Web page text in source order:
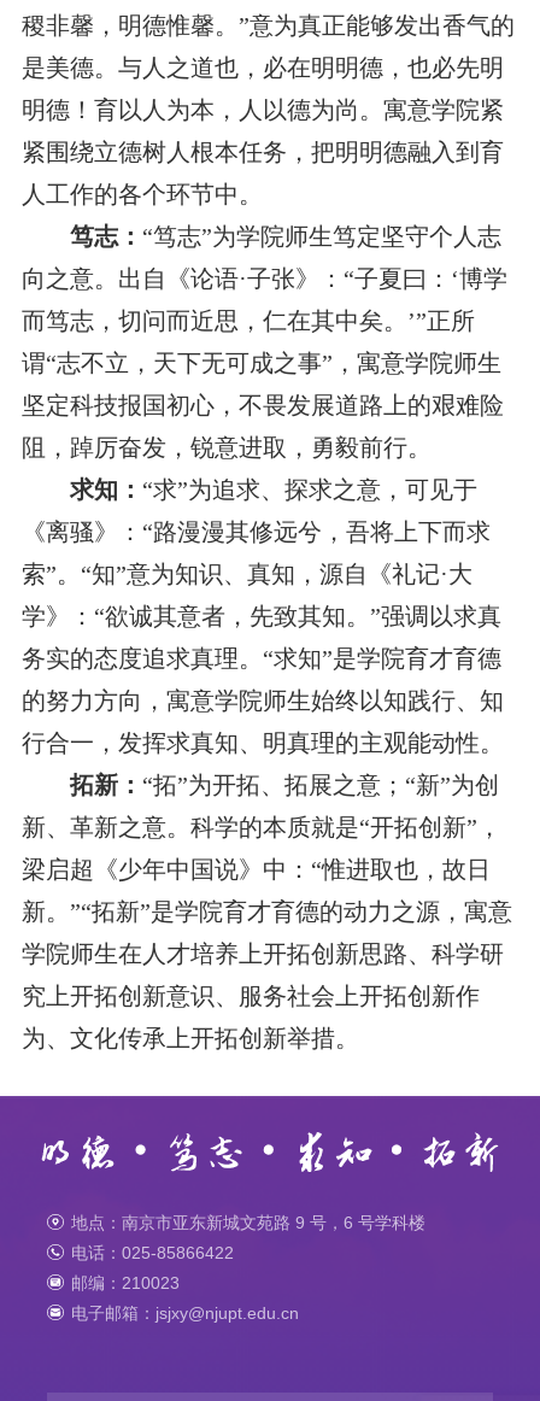
稷非馨，明德惟馨。”意为真正能够发出香气的
是美德。与人之道也，必在明明德，也必先明
明德！育以人为本，人以德为尚。寓意学院紧
紧围绕立德树人根本任务，把明明德融入到育
人工作的各个环节中。
笃志： “笃志”为学院师生笃定坚守个人志
向之意。出自《论语·子张》：“子夏曰：‘博学
而笃志，切问而近思，仁在其中矣。’”正所
谓“志不立，天下无可成之事”，寓意学院师生
坚定科技报国初心，不畏发展道路上的艰难险
阻，踔厉奋发，锐意进取，勇毅前行。
求知： “求”为追求、探求之意，可见于
《离骚》：“路漫漫其修远兮，吾将上下而求
索”。“知”意为知识、真知，源自《礼记·大
学》：“欲诚其意者，先致其知。”强调以求真
务实的态度追求真理。“求知”是学院育才育德
的努力方向，寓意学院师生始终以知践行、知
行合一，发挥求真知、明真理的主观能动性。
拓新： “拓”为开拓、拓展之意；“新”为创
新、革新之意。科学的本质就是“开拓创新”，
梁启超《少年中国说》中：“惟进取也，故日
新。”“拓新”是学院育才育德的动力之源，寓意
学院师生在人才培养上开拓创新思路、科学研
究上开拓创新意识、服务社会上开拓创新作
为、文化传承上开拓创新举措。
地点：南京市亚东新城文苑路 9 号，6 号学科楼
电话：025-85866422
邮编：210023
电子邮箱：jsjxy@njupt.edu.cn